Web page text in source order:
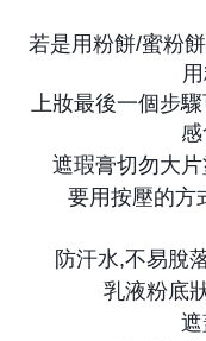
若是用粉餅/蜜粉
上妝最後一個步
遮瑕膏切勿大
要用按壓的方
防汗水,不易脫
乳液粉底
遮